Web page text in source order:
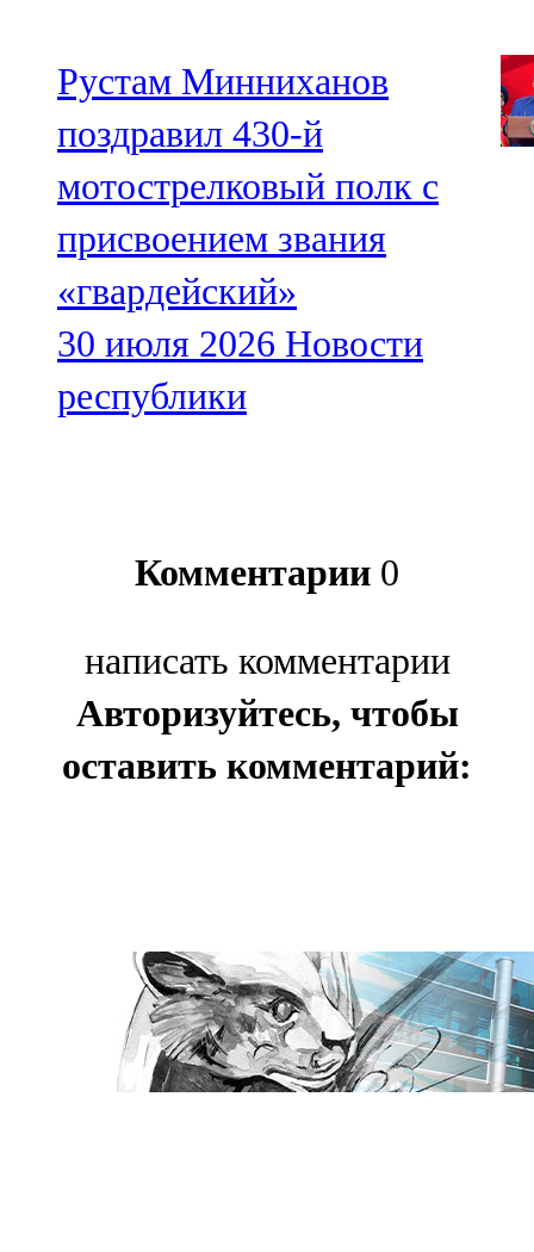
Рустам Минниханов
поздравил 430-й
мотострелковый полк с
присвоением звания
«гвардейский»
30 июля 2026 Новости
республики
Комментарии 0
написать комментарии
Авторизуйтесь, чтобы
оставить комментарий: